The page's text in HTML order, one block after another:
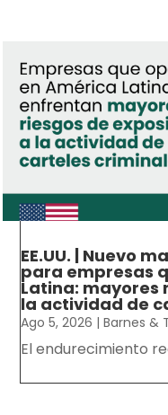
EE.UU. | Nuevo
para empresas
Latina: mayores
la actividad de
Ago 5, 2026 |Barnes &
El endurecimiento